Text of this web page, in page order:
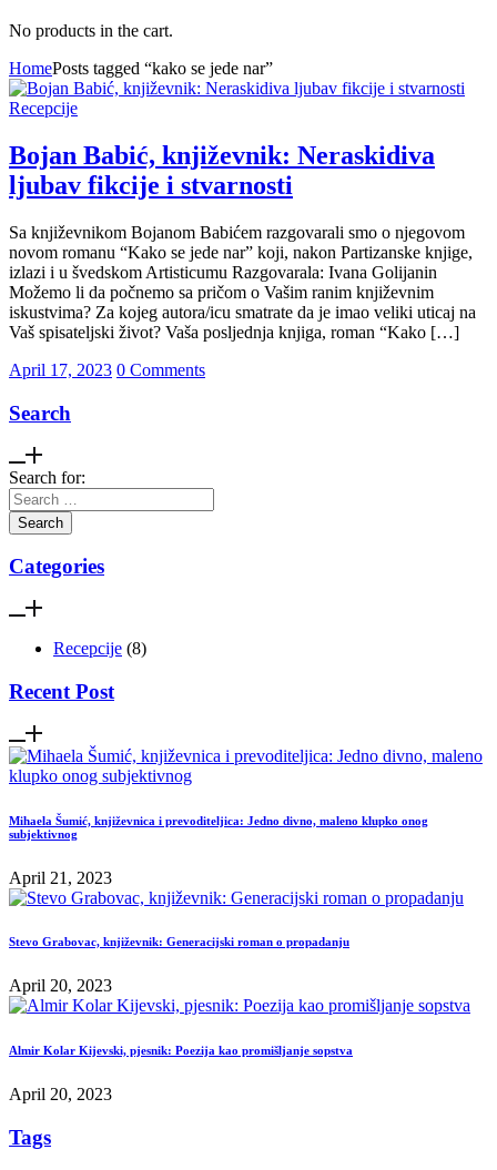
No products in the cart.
HomePosts tagged “kako se jede nar”
Recepcije
Bojan Babić, književnik: Neraskidiva
ljubav fikcije i stvarnosti
Sa književnikom Bojanom Babićem razgovarali smo o njegovom
novom romanu “Kako se jede nar” koji, nakon Partizanske knjige,
izlazi i u švedskom Artisticumu Razgovarala: Ivana Golijanin
Možemo li da počnemo sa pričom o Vašim ranim književnim
iskustvima? Za kojeg autora/icu smatrate da je imao veliki uticaj na
Vaš spisateljski život? Vaša posljednja knjiga, roman “Kako […]
April 17, 2023 0 Comments
Search
Search for:
Categories
Recepcije (8)
Recent Post
Mihaela Šumić, književnica i prevoditeljica: Jedno divno, maleno klupko onog
subjektivnog
April 21, 2023
Stevo Grabovac, književnik: Generacijski roman o propadanju
April 20, 2023
Almir Kolar Kijevski, pjesnik: Poezija kao promišljanje sopstva
April 20, 2023
Tags